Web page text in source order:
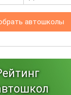
автошколы